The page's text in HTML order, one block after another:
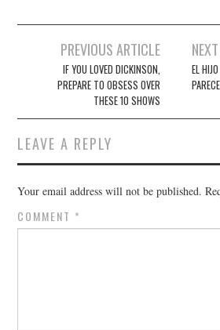
navigation
PREVIOUS ARTICLE
IF YOU LOVED DICKINSON,
PREPARE TO OBSESS OVER
THESE 10 SHOWS
EL
LEAVE A REPLY
Your email address will not be published.
COMMENT *